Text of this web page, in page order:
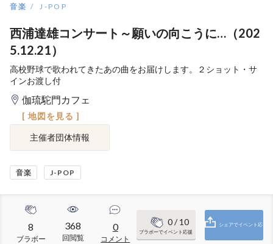
音楽 J-POP
西浦達雄コンサート～願いの向こうに…（202
5.12.21）
高校野球で歌われてきたあの曲をお届けします。２ショット・サ
インお渡し付
伽琉駝門カフェ
[ 地図を見る ]
主催者団体情報
音楽 J-POP
8
ブラボー
368
回閲覧
0
コメント
0/ 10
ブラボーでイベント応援
シェアでイベント応